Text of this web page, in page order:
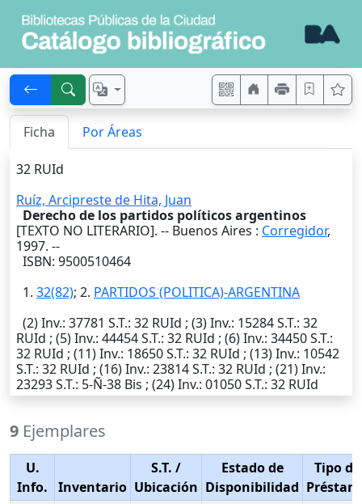
Ficha Por Áreas
32 RUId
Ruíz, Arcipreste de Hita, Juan
Derecho de los partidos políticos argentinos
[TEXTO NO LITERARIO]. -- Buenos Aires : Corregidor,
1997. --
ISBN: 9500510464
1. 32(82); 2. PARTIDOS (POLITICA)-ARGENTINA
(2)Inv.: 37781 S.T.: 32 RUId ; (3)Inv.: 15284S.T.: 32
RUId ; (5)Inv.: 44454S.T.: 32 RUId ; (6)Inv.: 34450S.T.:
32 RUId ; (11)Inv.: 18650S.T.: 32 RUId ; (13)Inv.: 10542
S.T.: 32 RUId ; (16)Inv.: 23814S.T.: 32 RUId ; (21)Inv.:
23293S.T.: 5-Ñ-38 Bis ; (24)Inv.: 01050S.T.: 32 RUId
9 Ejemplares
U.
Info.
Inventario
S.T. /
Ubicación
Estado de
Disponibilidad
Tipo de